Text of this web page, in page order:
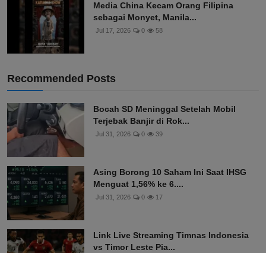
Media China Kecam Orang Filipina
sebagai Monyet, Manila...
Jul 17, 2026 0 58
Recommended Posts
Bocah SD Meninggal Setelah Mobil
Terjebak Banjir di Rok...
Jul 31, 2026 0 39
Asing Borong 10 Saham Ini Saat IHSG
Menguat 1,56% ke 6....
Jul 31, 2026 0 17
Link Live Streaming Timnas Indonesia
vs Timor Leste Pia...